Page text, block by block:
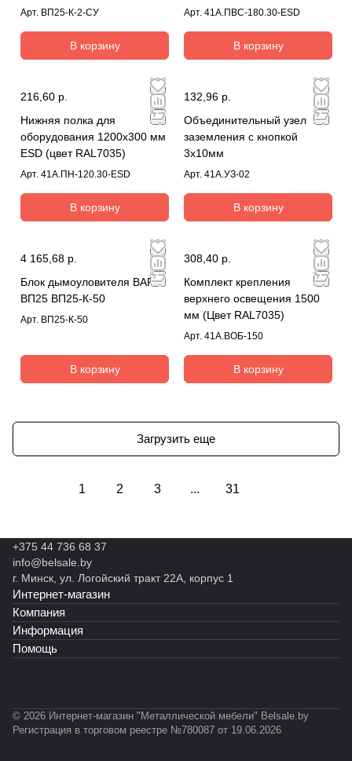
адаптерами для
Арт. ВП25-К-2-СУ
В корзину
RAL7035)
Арт. 41А.ПВС-180.30-ESD
В корзину
216,60 р.
Нижняя полка для
оборудования 1200х300 мм
ESD (цвет RAL7035)
Арт. 41А.ПН-120.30-ESD
В корзину
132,96 р.
Объединительный узел
заземления с кнопкой
3х10мм
Арт. 41А.УЗ-02
В корзину
4 165,68 р.
Блок дымоуловителя ВАРП
ВП25 ВП25-К-50
Арт. ВП25-К-50
В корзину
308,40 р.
Комплект крепления
верхнего освещения 1500
мм (Цвет RAL7035)
Арт. 41А.ВОБ-150
В корзину
Загрузить еще
1 2 3 ... 31
+375 44 736 68 37
info@belsale.by
г. Минск, ул. Логойский тракт 22А, корпус 1
Интернет-магазин
Компания
Информация
Помощь
© 2026 Интернет-магазин "Металлической мебели" Belsale.by
Регистрация в торговом реестре №780087 от 19.06.2026